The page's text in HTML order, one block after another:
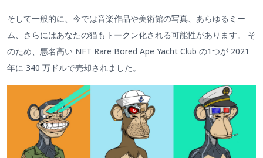
そして一般的に、今では音楽作品や美術館の写真、あらゆるミー
ム、さらにはあなたの猫もトークン化される可能性があります。 そ
のため、悪名高い NFT Rare Bored Ape Yacht Club の1つが 2021
年に 340 万ドルで売却されました。